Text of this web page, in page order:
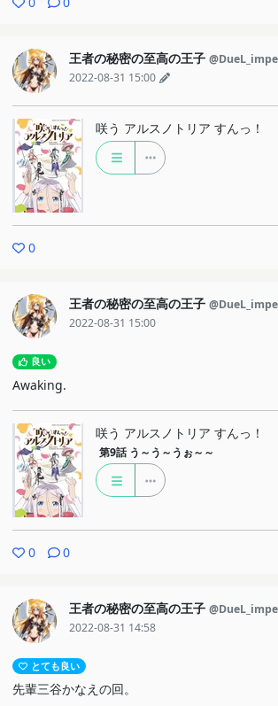
王者の秘密の至高の王子
2022-08-31 15:00
咲う アルスノトリア すんっ！
0
王者の秘密の至高の王子
2022-08-31 15:00
良い
Awaking.
咲う アルスノトリア すんっ！
第9話 う～う～うぉ～～
0 0
王者の秘密の至高の王子
2022-08-31 14:58
とても良い
先輩三谷かなえの回。